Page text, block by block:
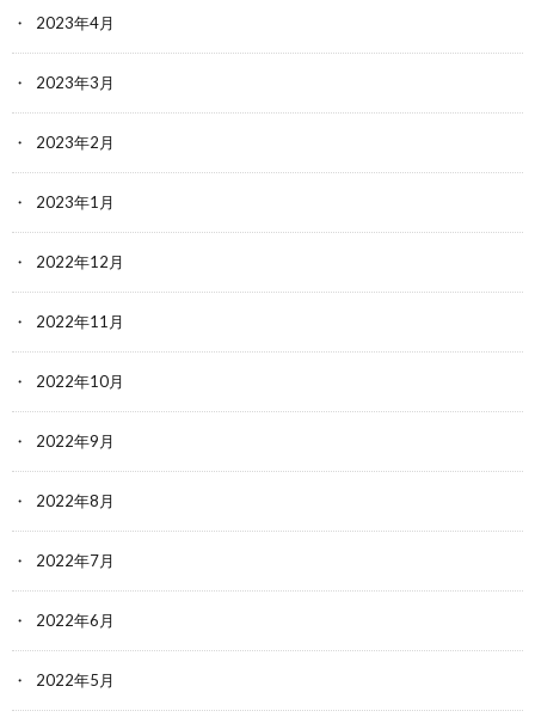
2023年4月
2023年3月
2023年2月
2023年1月
2022年12月
2022年11月
2022年10月
2022年9月
2022年8月
2022年7月
2022年6月
2022年5月